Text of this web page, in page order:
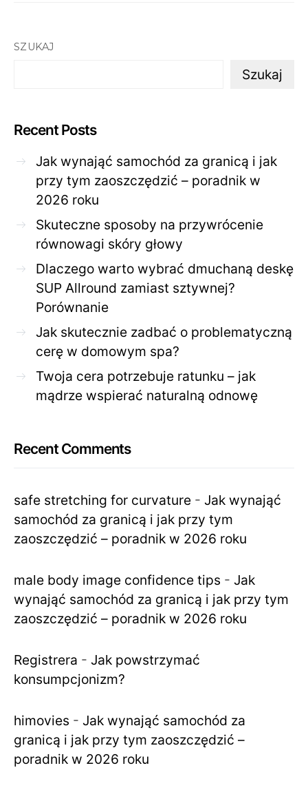
SZUKAJ
Szukaj
Recent Posts
Jak wynająć samochód za granicą i jak
przy tym zaoszczędzić – poradnik w
2026 roku
Skuteczne sposoby na przywrócenie
równowagi skóry głowy
Dlaczego warto wybrać dmuchaną deskę
SUP Allround zamiast sztywnej?
Porównanie
Jak skutecznie zadbać o problematyczną
cerę w domowym spa?
Twoja cera potrzebuje ratunku – jak
mądrze wspierać naturalną odnowę
Recent Comments
safe stretching for curvature - Jak wynająć
samochód za granicą i jak przy tym
zaoszczędzić – poradnik w 2026 roku
male body image confidence tips - Jak
wynająć samochód za granicą i jak przy tym
zaoszczędzić – poradnik w 2026 roku
Registrera - Jak powstrzymać
konsumpcjonizm?
himovies - Jak wynająć samochód za
granicą i jak przy tym zaoszczędzić –
poradnik w 2026 roku